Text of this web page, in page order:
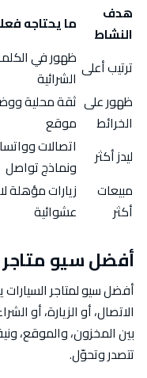
هدف
النشاط
ما يحتاجه
ترتيب أعلى ظهور في
الشرائية
ظهور على
الخرائط
ثقة محلية
موقع
ليدز أكثر
اتصالات
ونماذج تواصل
مبيعات
أكثر
زيارات مؤهلة لا
عشوائية
أفضل سيو متاجر
أفضل سيو لمتاجر السيارات
الاتصال، أو الزيارة، أو
بين المخزون، والموقع،
تتصدر وتحوّل.